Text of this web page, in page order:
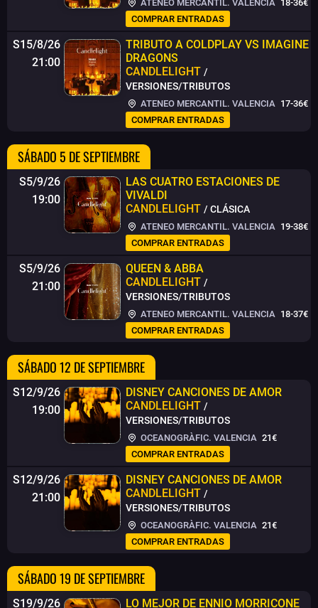
ATENEO MERCANTIL. VALENCIA 18-36€
COMPRAR ENTRADAS
S15/8/26
21:00
TRIBUTO A COLDPLAY VS IMAGINE
DRAGONS
CANDLELIGHT /
VERSIONES/TRIBUTOS
ATENEO MERCANTIL. VALENCIA 17-36€
COMPRAR ENTRADAS
SÁBADO 5 DE SEPTIEMBRE
S5/9/26
19:00
LAS CUATRO ESTACIONES DE
VIVALDI
CANDLELIGHT / CLÁSICA
ATENEO MERCANTIL. VALENCIA 19-38€
COMPRAR ENTRADAS
S5/9/26
21:00
QUEEN & ABBA
CANDLELIGHT /
VERSIONES/TRIBUTOS
ATENEO MERCANTIL. VALENCIA 18-37€
COMPRAR ENTRADAS
SÁBADO 12 DE SEPTIEMBRE
S12/9/26
19:00
DISNEY CANCIONES DE AMOR
CANDLELIGHT /
VERSIONES/TRIBUTOS
OCEANOGRÀFIC. VALENCIA 21€
COMPRAR ENTRADAS
S12/9/26
21:00
DISNEY CANCIONES DE AMOR
CANDLELIGHT /
VERSIONES/TRIBUTOS
OCEANOGRÀFIC. VALENCIA 21€
COMPRAR ENTRADAS
SÁBADO 19 DE SEPTIEMBRE
S19/9/26
LO MEJOR DE ENNIO MORRICONE